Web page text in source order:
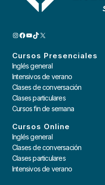
INSTAGRAM
FACEBOOK
YOUTUBE
TIKTOK
X
Cursos Presenciales
Inglés general
Intensivos de verano
Clases de conversación
Clases particulares
Cursos fin de semana
Cursos Online
Inglés general
Clases de conversación
Clases particulares
Intensivos de verano